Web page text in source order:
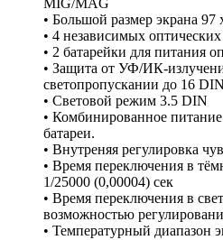
MIG/MAG
• Большой размер экрана 97
• 4 независимых оптических
• 2 батарейки для питания
• Защита от УФ/ИК-
светопропускании до 16 DIN
• Световой режим 3.5 DIN
• Комбинированное
батареи.
• Внутреняя регулировка
• Время переключения в
1/25000 (0,00004) сек
• Время переключения в
возможностью
• Температурный диапазон